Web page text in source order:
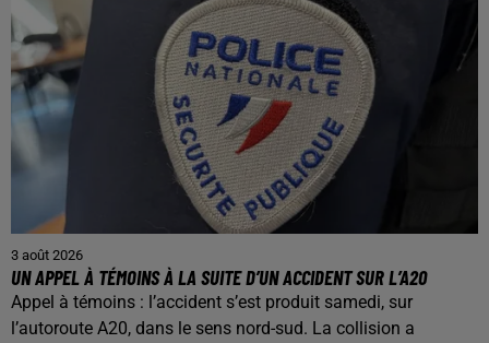
3 août 2026
UN APPEL À TÉMOINS À LA SUITE D’UN ACCIDENT SUR L’A20
Appel à témoins : l’accident s’est produit samedi, sur
l’autoroute A20, dans le sens nord-sud. La collision a